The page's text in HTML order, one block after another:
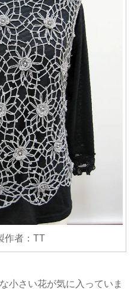
者：TT
小さい花が気に入っていま